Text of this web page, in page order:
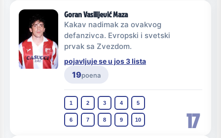
17
Goran Vasilijević Maza
Kakav nadimak za ovakvog
defanzivca. Evropski i svetski
prvak sa Zvezdom.
pojavljuje se u jos 3 lista
19poena
1 2 3 4 5
6 7 8 9 10